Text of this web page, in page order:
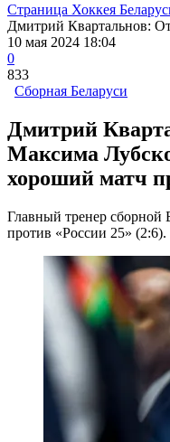
Страница Хоккея
Дмитрий Квартальнов:
10 мая 2024 18:04
0
833
Сборная Беларуси
Дмитрий
Максима
хороший матч
Главный тренер сборной
против «России 25» (2:6).